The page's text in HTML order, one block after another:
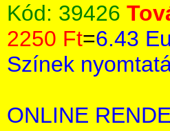
Kód: 39426
2250 Ft=6.43
Színek
ONLINE